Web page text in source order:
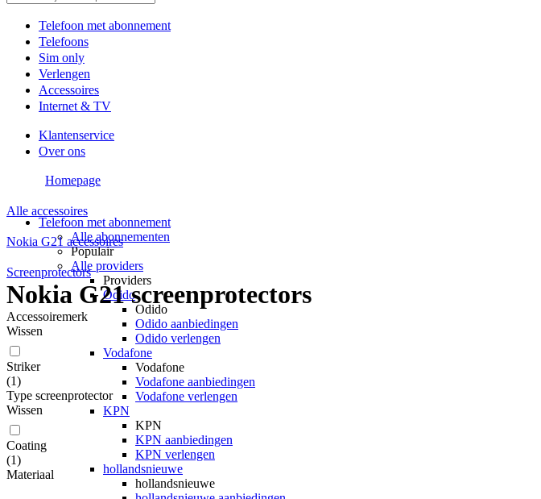
Telefoon met abonnement
Telefoons
Sim only
Verlengen
Accessoires
Internet & TV
Klantenservice
Over ons
Telefoon met abonnement
Alle abonnementen
Populair
Alle providers
Providers
Odido
Odido
Odido aanbiedingen
Odido verlengen
Vodafone
Vodafone
Vodafone aanbiedingen
Vodafone verlengen
KPN
KPN
KPN aanbiedingen
KPN verlengen
hollandsnieuwe
hollandsnieuwe
Homepage
Alle accessoires
Nokia G21 accessoires
Screenprotectors
Nokia G21 screenprotectors
Accessoiremerk
Wissen
Striker
(1)
Type screenprotector
Wissen
Coating
(1)
Materiaal